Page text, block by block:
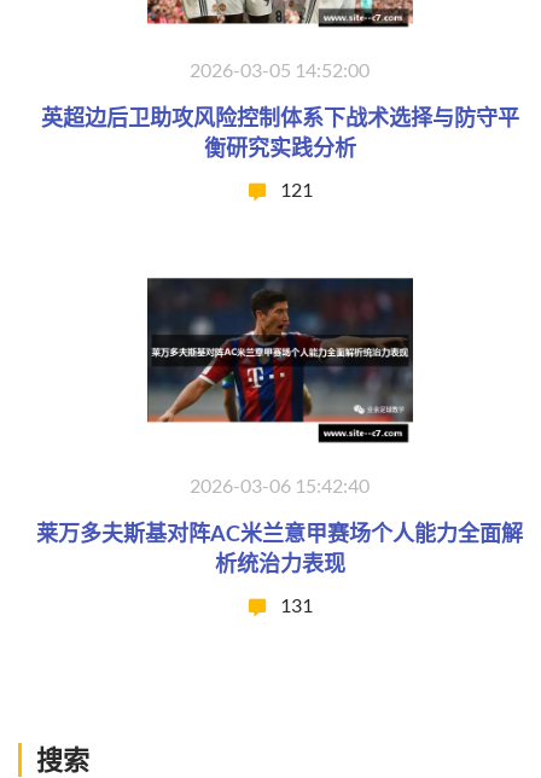
2026-03-05 14:52:00
英超边后卫助攻风险控制体系下战术选择与防守平
衡研究实践分析
121
2026-03-06 15:42:40
莱万多夫斯基对阵AC米兰意甲赛场个人能力全面解
析统治力表现
131
搜索